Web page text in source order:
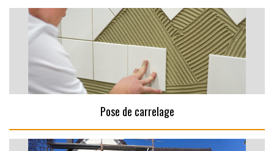
Pose de carrelage